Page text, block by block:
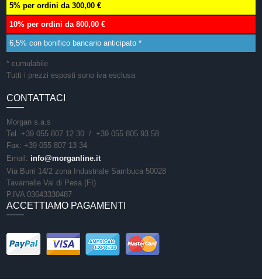
5% per ordini da 300,00 €
10% per ordini da 800,00 €
6,5% con bonifico bancario anticipato *
* cumulabile
Tutti i prezzi esposti sono iva esclusa
CONTATTACI
Morgan s.a.s
Tel. +39 055 807 12 30 / +39 055 805 93 58
Fax: +39 055 807 13 34
Email: info@morganline.it
Via Burri 14/2 zona Industriale Sambuca 50028
Tavarnelle Val di Pesa (FI)
P.IVA 03643330487
ACCETTIAMO PAGAMENTI